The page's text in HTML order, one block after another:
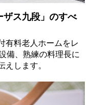
ザス九段」のすべ
有料老人ホームをレ
備、熟練の料理長に
えします。